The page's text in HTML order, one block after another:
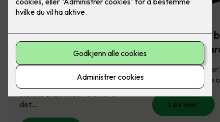
Komfyrvakt -
brannsikkerhet på
kjøkkenet
største brannkilder. Derfor er
det…
Slik sikrer du
mot
Brannsikring
derfor viktig å vite
Les mer